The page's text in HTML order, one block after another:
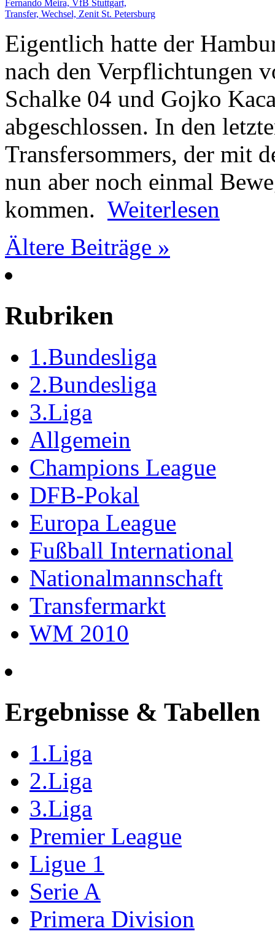
Eigentlich hatte der
nach den Verpflichtungen
Schalke 04 und Gojko
abgeschlossen. In den
Transfersommers, der mit
nun aber noch einmal
kommen. Weiterlesen
Ältere Beiträge »
Rubriken
1.Bundesliga
2.Bundesliga
3.Liga
Allgemein
Champions League
DFB-Pokal
Europa League
Fußball International
Nationalmannschaft
Transfermarkt
WM 2010
Ergebnisse & Tabellen
1.Liga
2.Liga
3.Liga
Premier League
Ligue 1
Serie A
Primera Division